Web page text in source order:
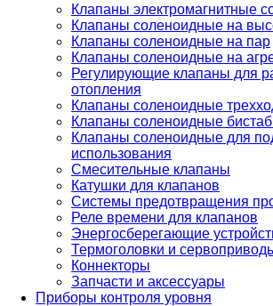
Клапаны электромагнитные
Клапаны соленоидные на
Клапаны соленоидные на пар
Клапаны соленоидные на
Регулирующие клапаны для
отопления
Клапаны соленоидные
Клапаны соленоидные
Клапаны соленоидные для
использования
Смесительные клапаны
Катушки для клапанов
Системы предотвращения
Реле времени для клапанов
Энергосберегающие
Термоголовки и
Коннекторы
Запчасти и аксессуары
Приборы контроля уровня